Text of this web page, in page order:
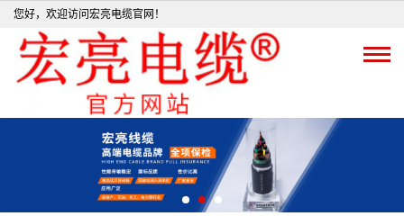
您好，欢迎访问宏亮电缆官网！